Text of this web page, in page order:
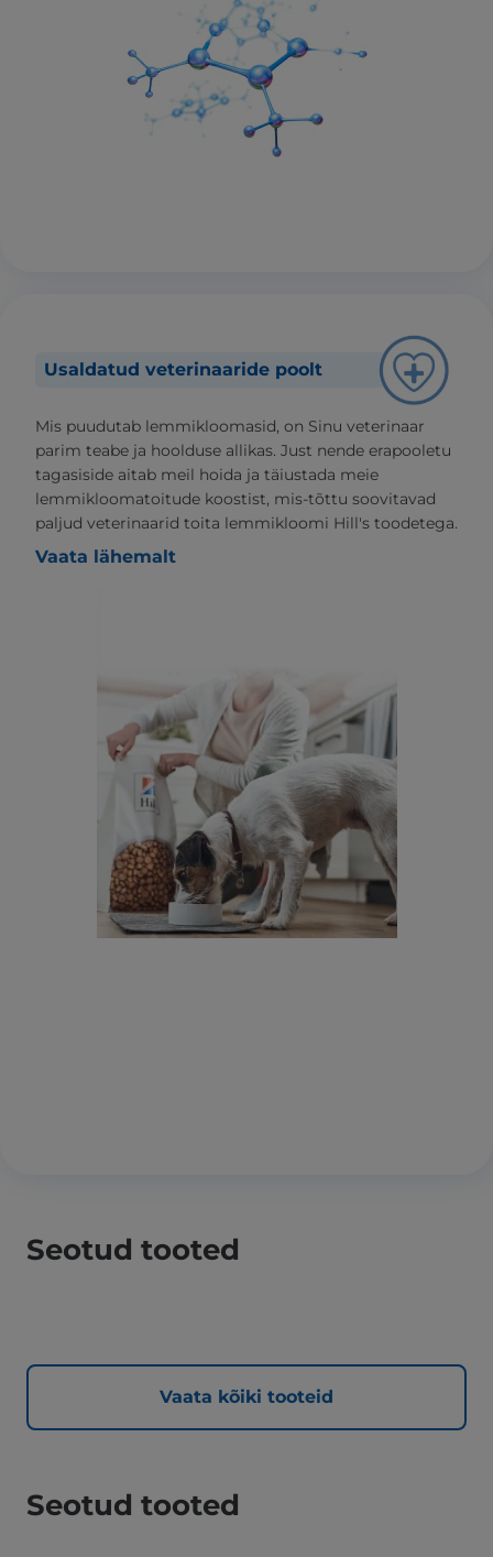
Usaldatud veterinaaride poolt
Mis puudutab lemmikloomasid, on Sinu veterinaar
parim teabe ja hoolduse allikas. Just nende erapooletu
tagasiside aitab meil hoida ja täiustada meie
lemmikloomatoitude koostist, mis-tõttu soovitavad
paljud veterinaarid toita lemmikloomi Hill's toodetega.
Vaata lähemalt
Seotud tooted
Vaata kõiki tooteid
Seotud tooted